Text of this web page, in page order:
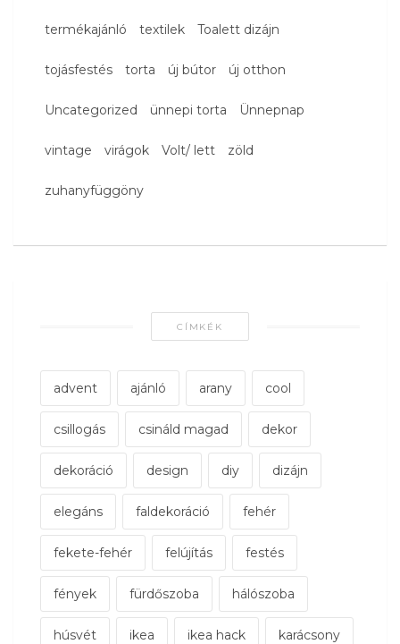
termékajánló textilek Toalett dizájn
tojásfestés torta új bútor új otthon
Uncategorized ünnepi torta Ünnepnap
vintage virágok Volt/ lett zöld
zuhanyfüggöny
CÍMKÉK
advent ajánló arany cool
csillogás csináld magad dekor
dekoráció design diy dizájn
elegáns faldekoráció fehér
fekete-fehér felújítás festés
fények fürdőszoba hálószoba
húsvét ikea ikea hack karácsony